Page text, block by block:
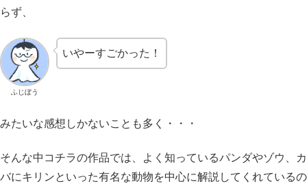
らず、
ふじぼう
いやーすごかった！
みたいな感想しかないことも多く・・・
そんな中コチラの作品では、よく知っているパンダやゾウ、カ
バにキリンといった有名な動物を中心に解説してくれているの